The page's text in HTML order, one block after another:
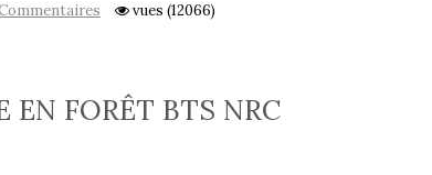
vues (12066)
EN FORÊT BTS NRC